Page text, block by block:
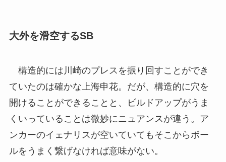
大外を滑空するSB
構造的には川崎のプレスを振り回すことができ
ていたのは確かな上海申花。だが、構造的に穴を
開けることができることと、ビルドアップがうま
くいっていることは微妙にニュアンスが違う。ア
ンカーのイェナリスが空いていてもそこからボー
ルをうまく繋げなければ意味がない。